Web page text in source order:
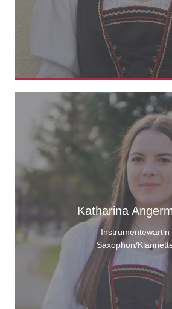
Katharina
Instrumentewartin
Saxophon/